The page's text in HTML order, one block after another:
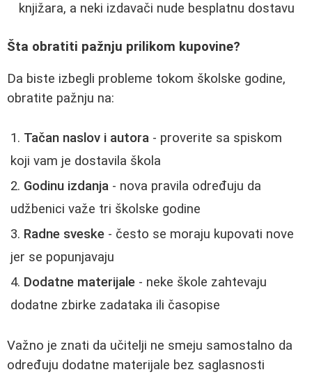
knjižara, a neki izdavači nude besplatnu dostavu
Šta obratiti pažnju prilikom kupovine?
Da biste izbegli probleme tokom školske godine,
obratite pažnju na:
Tačan naslov i autora - proverite sa spiskom
koji vam je dostavila škola
Godinu izdanja - nova pravila određuju da
udžbenici važe tri školske godine
Radne sveske - često se moraju kupovati nove
jer se popunjavaju
Dodatne materijale - neke škole zahtevaju
dodatne zbirke zadataka ili časopise
Važno je znati da učitelji ne smeju samostalno da
određuju dodatne materijale bez saglasnosti